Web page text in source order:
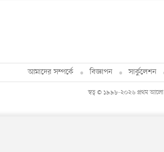
আমাদের সম্পর্কে বিজ্ঞাপন সার্কুলেশন
স্বত্ব © ১৯৯৮-২০২৬ প্রথম আলো